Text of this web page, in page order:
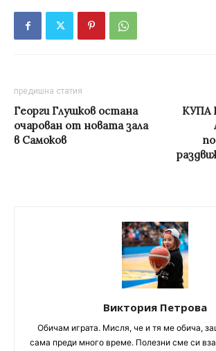
предишна статия
Георги Глушков остана
очарован от новата зала
в Самоков
КУПА
Виктория Петрова
Обичам играта. Мисля, че и тя ме обича,
сама преди много време. Полезни сме си